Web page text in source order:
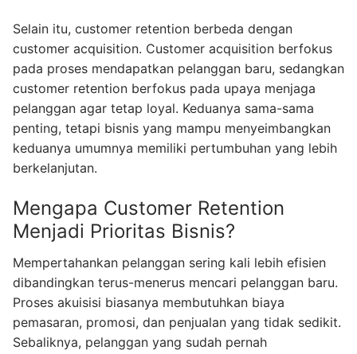
Selain itu, customer retention berbeda dengan
customer acquisition. Customer acquisition berfokus
pada proses mendapatkan pelanggan baru, sedangkan
customer retention berfokus pada upaya menjaga
pelanggan agar tetap loyal. Keduanya sama-sama
penting, tetapi bisnis yang mampu menyeimbangkan
keduanya umumnya memiliki pertumbuhan yang lebih
berkelanjutan.
Mengapa Customer Retention
Menjadi Prioritas Bisnis?
Mempertahankan pelanggan sering kali lebih efisien
dibandingkan terus-menerus mencari pelanggan baru.
Proses akuisisi biasanya membutuhkan biaya
pemasaran, promosi, dan penjualan yang tidak sedikit.
Sebaliknya, pelanggan yang sudah pernah